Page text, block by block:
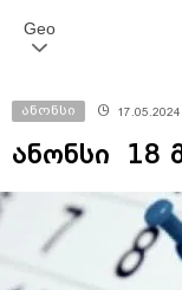
Geo
ანონსი
ანონსი 18